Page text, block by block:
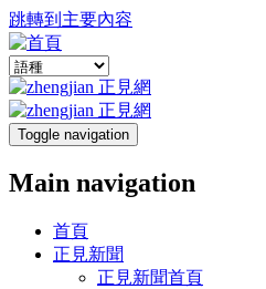
跳轉到主要內容
Toggle navigation
Main navigation
首頁
正見新聞
正見新聞首頁